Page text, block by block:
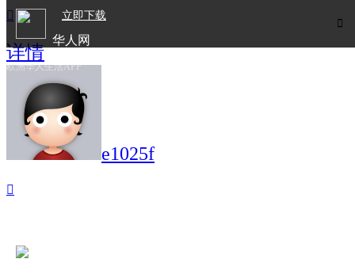

立即下载
华人网
欧洲华人生活APP

详情
e1025f
